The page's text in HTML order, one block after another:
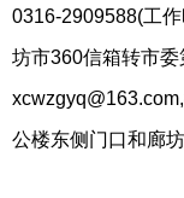
0316-2909588(工
坊市360信箱转市委
xcwzgyq@163.com
公楼东侧门口和廊